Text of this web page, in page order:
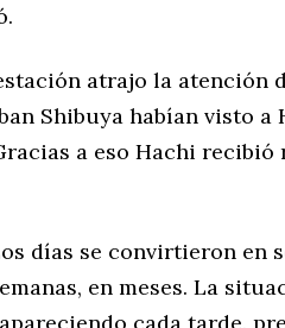
atrajo la atención
Shibuya habían visto a
a eso Hachi recibió
días se convirtieron en
en meses. La
cada tarde,